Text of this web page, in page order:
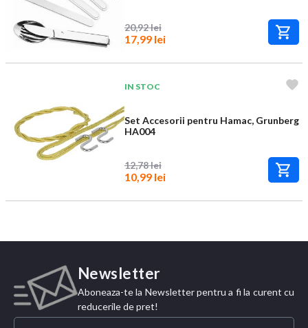
20,92 lei
17,99 lei
IN STOC
Set Accesorii pentru Hamac, Grunberg
HA004
12,78 lei
10,99 lei
Newsletter
Aboneaza-te la Newsletter pentru a fi la curent cu
reducerile de pret!